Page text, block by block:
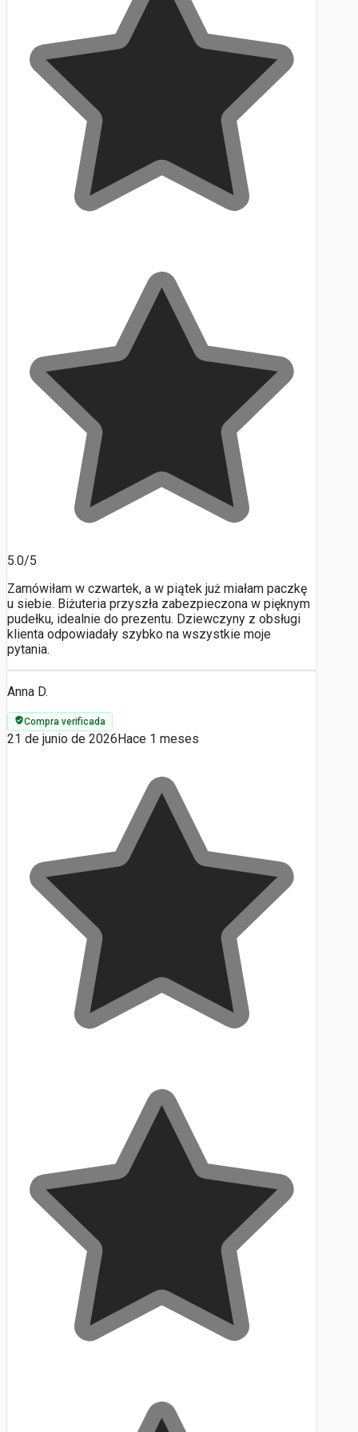
5.0/5
Zamówiłam w czwartek, a w piątek już miałam paczkę
u siebie. Biżuteria przyszła zabezpieczona w pięknym
pudełku, idealnie do prezentu. Dziewczyny z obsługi
klienta odpowiadały szybko na wszystkie moje
pytania.
Anna D.
Compra verificada
21 de junio de 2026 Hace 1 meses